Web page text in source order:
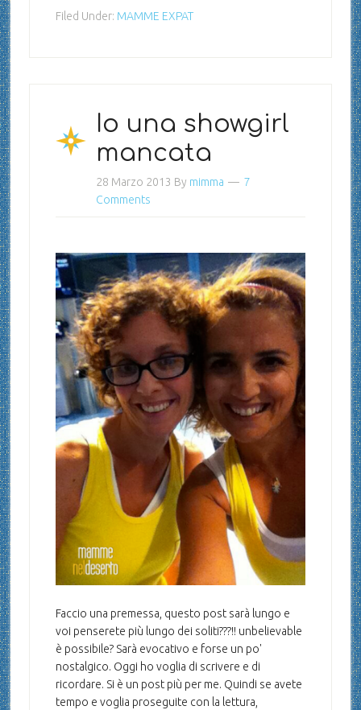
Filed Under: MAMME EXPAT
Io una showgirl
mancata
28 Marzo 2013 By mimma
7
Comments
Faccio una premessa, questo post sarà lungo e
voi penserete più lungo dei soliti???!! unbelievable
è possibile? Sarà evocativo e forse un po'
nostalgico. Oggi ho voglia di scrivere e di
ricordare. Si è un post più per me. Quindi se avete
tempo e voglia proseguite con la lettura,